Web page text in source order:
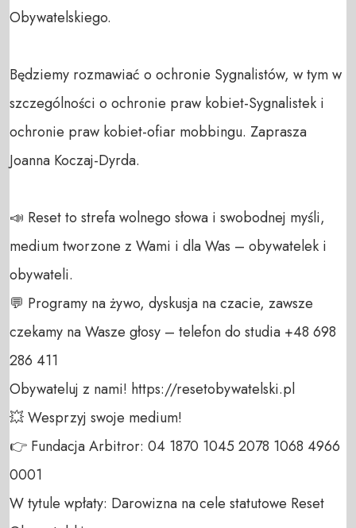
Obywatelskiego.
Będziemy rozmawiać o ochronie Sygnalistów, w tym w
szczególności o ochronie praw kobiet-Sygnalistek i
ochronie praw kobiet-ofiar mobbingu. Zaprasza
Joanna Koczaj-Dyrda.
📣 Reset to strefa wolnego słowa i swobodnej myśli,
medium tworzone z Wami i dla Was – obywatelek i
obywateli.
💬 Programy na żywo, dyskusja na czacie, zawsze
czekamy na Wasze głosy – telefon do studia +48 698
286 411
Obywateluj z nami! https://resetobywatelski.pl
💥 Wesprzyj swoje medium!
👉 Fundacja Arbitror: 04 1870 1045 2078 1068 4966
0001
W tytule wpłaty: Darowizna na cele statutowe Reset